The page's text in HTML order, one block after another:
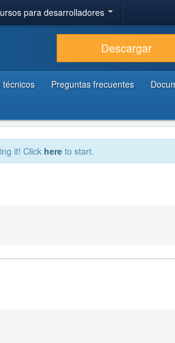
para desarrolladores
Descargar
técnicos Preguntas frecuentes
it! Click here to start.